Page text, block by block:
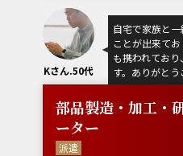
Kさん.50代
自宅で家族と
ことが出来て
も携われてお
す。ありがとう
部品製造・加工・
ーター
派遣